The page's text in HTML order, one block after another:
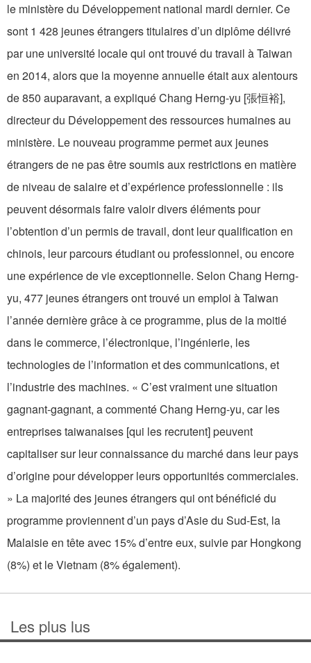
le ministère du Développement national mardi dernier. Ce
sont 1 428 jeunes étrangers titulaires d’un diplôme délivré
par une université locale qui ont trouvé du travail à Taiwan
en 2014, alors que la moyenne annuelle était aux alentours
de 850 auparavant, a expliqué Chang Herng-yu [張恒裕],
directeur du Développement des ressources humaines au
ministère. Le nouveau programme permet aux jeunes
étrangers de ne pas être soumis aux restrictions en matière
de niveau de salaire et d’expérience professionnelle : ils
peuvent désormais faire valoir divers éléments pour
l’obtention d’un permis de travail, dont leur qualification en
chinois, leur parcours étudiant ou professionnel, ou encore
une expérience de vie exceptionnelle. Selon Chang Herng-
yu, 477 jeunes étrangers ont trouvé un emploi à Taiwan
l’année dernière grâce à ce programme, plus de la moitié
dans le commerce, l’électronique, l’ingénierie, les
technologies de l’information et des communications, et
l’industrie des machines. « C’est vraiment une situation
gagnant-gagnant, a commenté Chang Herng-yu, car les
entreprises taiwanaises [qui les recrutent] peuvent
capitaliser sur leur connaissance du marché dans leur pays
d’origine pour développer leurs opportunités commerciales.
» La majorité des jeunes étrangers qui ont bénéficié du
programme proviennent d’un pays d’Asie du Sud-Est, la
Malaisie en tête avec 15% d’entre eux, suivie par Hongkong
(8%) et le Vietnam (8% également).
Les plus lus